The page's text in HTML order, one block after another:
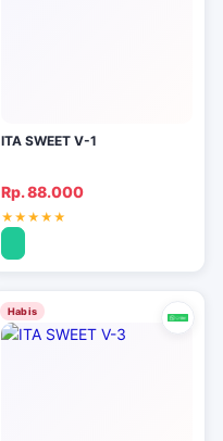
ITA SWEET V-1
Rp. 88.000
Habis